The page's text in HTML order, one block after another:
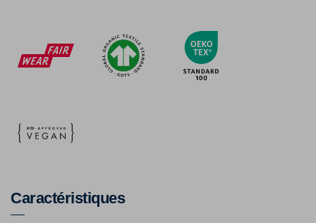
Caractéristiques